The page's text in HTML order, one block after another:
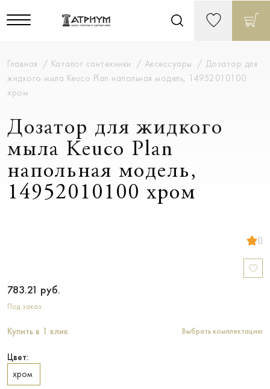
Главная Каталог сантехники Аксессуары
Дозатор для
жидкого мыла Keuco Plan напольная модель, 14952010100
хром
Дозатор для жидкого
мыла Keuco Plan
напольная модель,
14952010100 хром
()
783.21 руб.
Под заказ
Купить в 1 клик Выбрать комплектацию
Цвет:
хром